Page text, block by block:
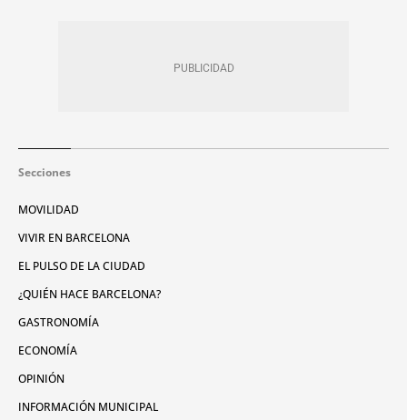
Secciones
MOVILIDAD
VIVIR EN BARCELONA
EL PULSO DE LA CIUDAD
¿QUIÉN HACE BARCELONA?
GASTRONOMÍA
ECONOMÍA
OPINIÓN
INFORMACIÓN MUNICIPAL